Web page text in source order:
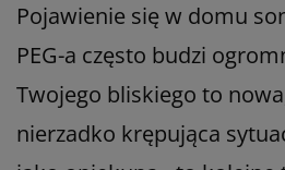
Pojawienie się w domu
PEG-a często budzi
Twojego bliskiego to
nierzadko krępująca